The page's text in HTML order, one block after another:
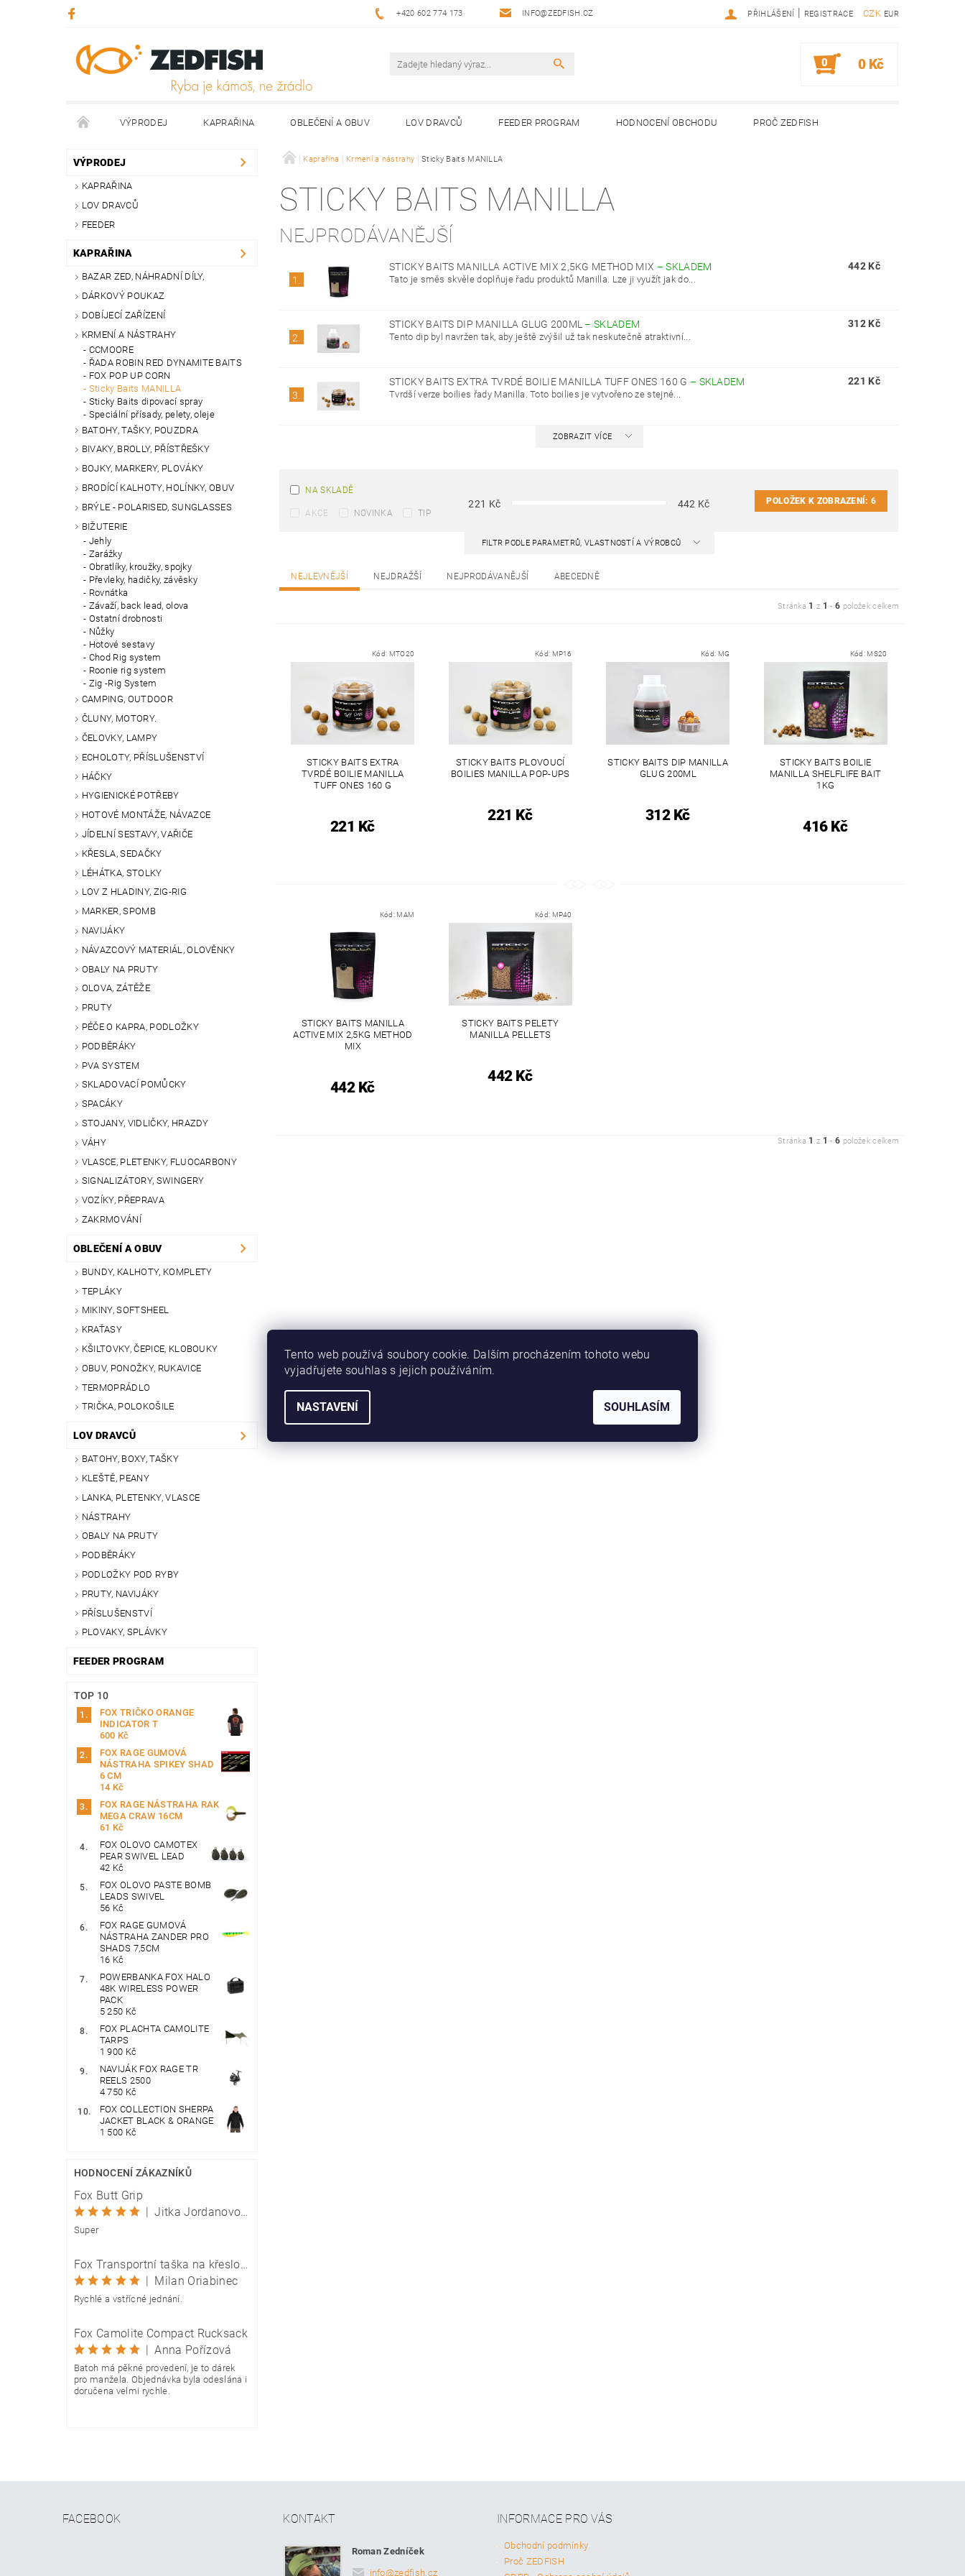
+420 602 774 173 INFO@ZEDFISH.CZ CZK EUR
PŘIHLÁŠENÍ | REGISTRACE
0 0 Kč
VÝPRODEJ KAPRAŘINA OBLEČENÍ A OBUV LOV DRAVCŮ FEEDER PROGRAM HODNOCENÍ OBCHODU PROČ ZEDFISH
KONTAKTY
VÝPRODEJ
KAPRAŘINA
LOV DRAVCŮ
FEEDER
KAPRAŘINA
BAZAR ZED, NÁHRADNÍ DÍLY,
DÁRKOVÝ POUKAZ
DOBÍJECÍ ZAŘÍZENÍ
KRMENÍ A NÁSTRAHY
CCMOORE
ŘADA ROBIN RED DYNAMITE BAITS
FOX POP UP CORN
Sticky Baits MANILLA
Sticky Baits dipovací spray
Speciální přísady, pelety, oleje
BATOHY, TAŠKY, POUZDRA
BIVAKY, BROLLY, PŘÍSTŘEŠKY
BOJKY, MARKERY, PLOVÁKY
BRODÍCÍ KALHOTY, HOLÍNKY, OBUV
BRÝLE - POLARISED, SUNGLASSES
BIŽUTERIE
Jehly
Zarážky
Obratlíky, kroužky, spojky
Převleky, hadičky, závěsky
Rovnátka
Závaží, back lead, olova
Ostatní drobnosti
Nůžky
Hotové sestavy
Chod Rig system
Roonie rig system
Zig -Rig System
CAMPING, OUTDOOR
ČLUNY, MOTORY.
ČELOVKY, LAMPY
ECHOLOTY, PŘÍSLUŠENSTVÍ
HÁČKY
HYGIENICKÉ POTŘEBY
HOTOVÉ MONTÁŽE, NÁVAZCE
JÍDELNÍ SESTAVY, VAŘIČE
KŘESLA, SEDAČKY
LÉHÁTKA, STOLKY
LOV Z HLADINY, ZIG-RIG
MARKER, SPOMB
NAVIJÁKY
NÁVAZCOVÝ MATERIÁL, OLOVĚNKY
OBALY NA PRUTY
OLOVA, ZÁTĚŽE
PRUTY
PÉČE O KAPRA, PODLOŽKY
PODBĚRÁKY
PVA SYSTEM
SKLADOVACÍ POMŮCKY
SPACÁKY
STOJANY, VIDLIČKY, HRAZDY
VÁHY
VLASCE, PLETENKY, FLUOCARBONY
SIGNALIZÁTORY, SWINGERY
VOZÍKY, PŘEPRAVA
ZAKRMOVÁNÍ
OBLEČENÍ A OBUV
BUNDY, KALHOTY, KOMPLETY
TEPLÁKY
MIKINY, SOFTSHEEL
KRAŤASY
KŠILTOVKY, ČEPICE, KLOBOUKY
OBUV, PONOŽKY, RUKAVICE
TERMOPRÁDLO
TRIČKA, POLOKOŠILE
LOV DRAVCŮ
BATOHY, BOXY, TAŠKY
KLEŠTĚ, PEANY
LANKA, PLETENKY, VLASCE
NÁSTRAHY
OBALY NA PRUTY
PODBĚRÁKY
PODLOŽKY POD RYBY
PRUTY, NAVIJÁKY
PŘÍSLUŠENSTVÍ
PLOVAKY, SPLÁVKY
FEEDER PROGRAM
TOP 10
FOX TRIČKO ORANGE
INDICATOR T
600 Kč
FOX RAGE GUMOVÁ
NÁSTRAHA SPIKEY SHAD
6 CM
14 Kč
FOX RAGE NÁSTRAHA RAK
MEGA CRAW 16CM
61 Kč
FOX OLOVO CAMOTEX
PEAR SWIVEL LEAD
42 Kč
FOX OLOVO PASTE BOMB
LEADS SWIVEL
56 Kč
FOX RAGE GUMOVÁ
NÁSTRAHA ZANDER PRO
SHADS 7,5CM
16 Kč
POWERBANKA FOX HALO
48K WIRELESS POWER
PACK
5 250 Kč
FOX PLACHTA CAMOLITE
TARPS
1 900 Kč
NAVIJÁK FOX RAGE TR
REELS 2500
4 750 Kč
FOX COLLECTION SHERPA
JACKET BLACK & ORANGE
1 500 Kč
HODNOCENÍ ZÁKAZNÍKŮ
Fox Butt Grip
|
Jitka Jordanovová
Super
Fox Transportní taška na křeslo Camolite Chair Bag
| Milan Oriabinec
Rychlé a vstřícné jednání.
Fox Camolite Compact Rucksack
| Anna Pořízová
Batoh má pěkné provedení, je to dárek
pro manžela. Objednávka byla odeslána i
doručena velmi rychle.
Kaprařina Krmení a nástrahy Sticky Baits MANILLA
STICKY BAITS MANILLA
NEJPRODÁVANĚJŠÍ
1.
STICKY BAITS MANILLA ACTIVE MIX 2,5KG METHOD MIX –SKLADEM
Tato je směs skvěle doplňuje řadu produktů Manilla. Lze ji využít jak do...
442 Kč
2.
STICKY BAITS DIP MANILLA GLUG 200ML –SKLADEM
Tento dip byl navržen tak, aby ještě zvýšil už tak neskutečně atraktivní...
312 Kč
3.
STICKY BAITS EXTRA TVRDÉ BOILIE MANILLA TUFF ONES 160 G – SKLADEM
Tvrdší verze boilies řady Manilla. Toto boilies je vytvořeno ze stejné...
221 Kč
ZOBRAZIT VÍCE
NA SKLADĚ
AKCE NOVINKA TIP
221 Kč 442 Kč POLOŽEK K ZOBRAZENÍ:6
FILTR PODLE PARAMETRŮ, VLASTNOSTÍ A VÝROBCŮ
NEJLEVNĚJŠÍ NEJDRAŽŠÍ NEJPRODÁVANĚJŠÍ ABECEDNĚ
Stránka 1 z 1 -6 položek celkem
Kód: MTO20
STICKY BAITS EXTRA
TVRDÉ BOILIE MANILLA
TUFF ONES 160 G
221 Kč
Kód: MP16
STICKY BAITS PLOVOUCÍ
BOILIES MANILLA POP-UPS
221 Kč
Kód: MG
STICKY BAITS DIP MANILLA
GLUG 200ML
312 Kč
Kód: MS20
STICKY BAITS BOILIE
MANILLA SHELFLIFE BAIT
1KG
416 Kč
Kód: MAM
STICKY BAITS MANILLA
ACTIVE MIX 2,5KG METHOD
MIX
442 Kč
Kód: MP40
STICKY BAITS PELETY
MANILLA PELLETS
442 Kč
Stránka 1 z 1 -6 položek celkem
FACEBOOK KONTAKT
Roman Zedníček
info@zedfish.cz
INFORMACE PRO VÁS
Obchodní podmínky
Proč ZEDFISH
Tento web používá soubory cookie. Dalším procházením tohoto webu
vyjadřujete souhlas s jejich používáním.
NASTAVENÍ SOUHLASÍM